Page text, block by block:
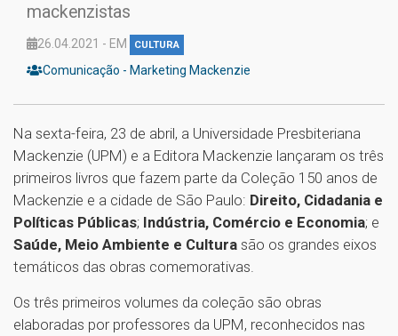
mackenzistas
26.04.2021 - EM CULTURA
Comunicação - Marketing Mackenzie
Na sexta-feira, 23 de abril, a Universidade Presbiteriana
Mackenzie (UPM) e a Editora Mackenzie lançaram os três
primeiros livros que fazem parte da Coleção 150 anos de
Mackenzie e a cidade de São Paulo: Direito, Cidadania e
Políticas Públicas; Indústria, Comércio e Economia; e
Saúde, Meio Ambiente e Cultura são os grandes eixos
temáticos das obras comemorativas.
Os três primeiros volumes da coleção são obras
elaboradas por professores da UPM, reconhecidos nas